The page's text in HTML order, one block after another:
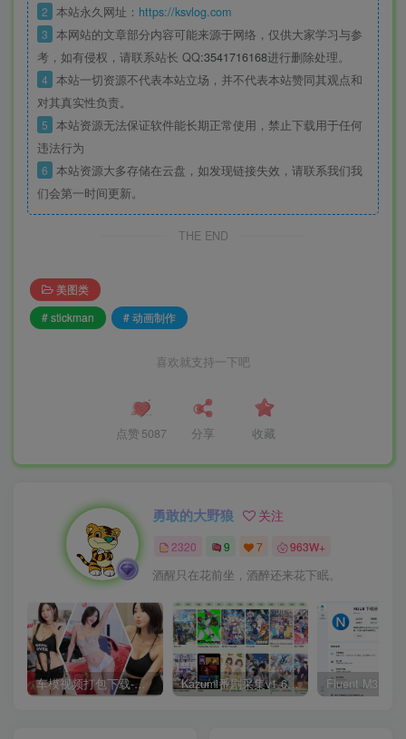
2 本站永久网址： https://ksvlog.com
3 本网站的文章部分内容可能来源于网络，仅供大家学习与参
考，如有侵权，请联系站长 QQ:3541716168进行删除处理。
4 本站一切资源不代表本站立场，并不代表本站赞同其观点和
对其真实性负责。
5 本站资源无法保证软件能长期正常使用，禁止下载用于任何
违法行为
6 本站资源大多存储在云盘，如发现链接失效，请联系我们我
们会第一时间更新。
THE END
美图类
# stickman
# 动画制作
喜欢就支持一下吧
点赞 5087 分享 收藏
勇敢的大野狼 关注
2320 9 7 963W+
酒醒只在花前坐，酒醉还来花下眠。
车模视频打包下载-高清无水印版 Kazumi番剧采集v1.6.9：支持自定义规则+在线观看+弹幕，跨平台下载